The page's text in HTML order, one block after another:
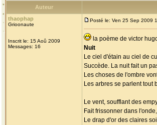
Auteur
thaophap
Grioonaute
Inscrit le: 15 Aoû 2009
Messages: 16
Posté le: Ven 25 Sep 2009
la poème de victor
Nuit
Le ciel d'étain au ciel de
Succède. La nuit fait un
Les choses de l'ombre
Les arbres se parlent tout
Le vent, soufflant des
Fait frissonner dans
Le drap d'or des claires